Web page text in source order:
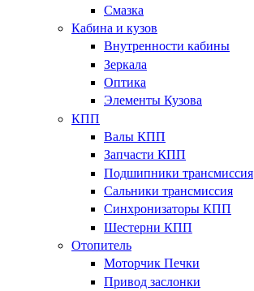
Смазка
Кабина и кузов
Внутренности кабины
Зеркала
Оптика
Элементы Кузова
КПП
Валы КПП
Запчасти КПП
Подшипники трансмиссия
Сальники трансмиссия
Синхронизаторы КПП
Шестерни КПП
Отопитель
Моторчик Печки
Привод заслонки